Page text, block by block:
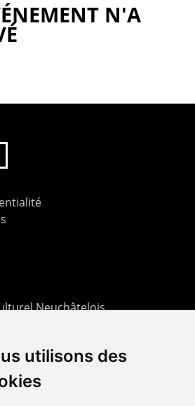
utilisons des
N'A
Neuchâtelois
725 03 03
05 05